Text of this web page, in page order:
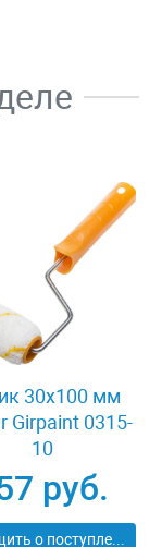
30x100 мм
Girpaint 0315-
10
руб.
Сообщить о поступлении